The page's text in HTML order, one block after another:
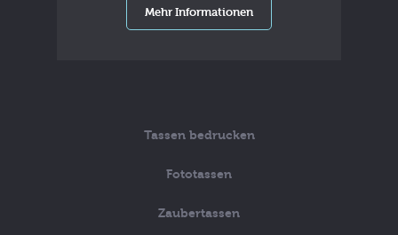
Mehr Informationen
Tassen bedrucken
Fototassen
Zaubertassen